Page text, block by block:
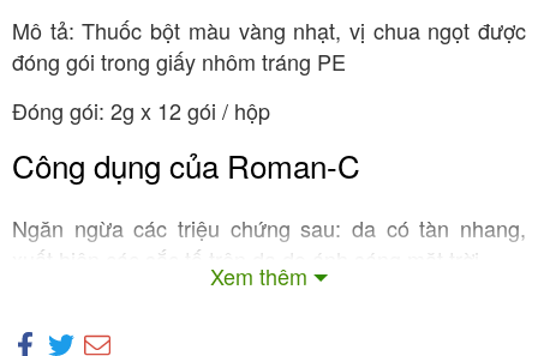
Mô tả: Thuốc bột màu vàng nhạt, vị chua ngọt được
đóng gói trong giấy nhôm tráng PE
Đóng gói: 2g x 12 gói / hộp
Công dụng của Roman-C
Xem thêm
Ngăn ngừa các triệu chứng sau: da có tàn nhang,
xuất hiện các sắc tố trên da do ánh sáng mặt trời.